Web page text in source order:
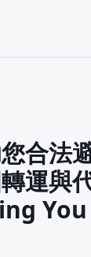
合法
運與